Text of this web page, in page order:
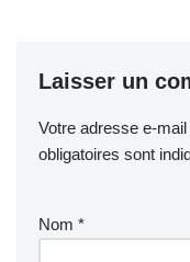
Laisser un
Votre adresse e-
obligatoires sont
Nom *